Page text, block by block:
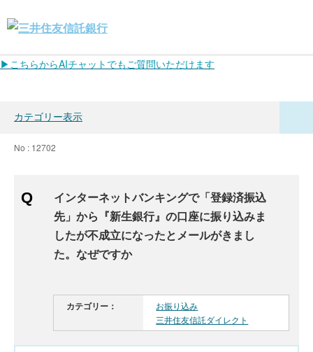
▶こちらからAIチャットでもご質問いただけます
カテゴリー表示
No : 12702
インターネットバンキングで「登録済振込
先」から『新生銀行』の口座に振り込みま
したが不成立になったとメールがきまし
た。なぜですか
カテゴリー：
お振り込み
三井住友信託ダイレクト